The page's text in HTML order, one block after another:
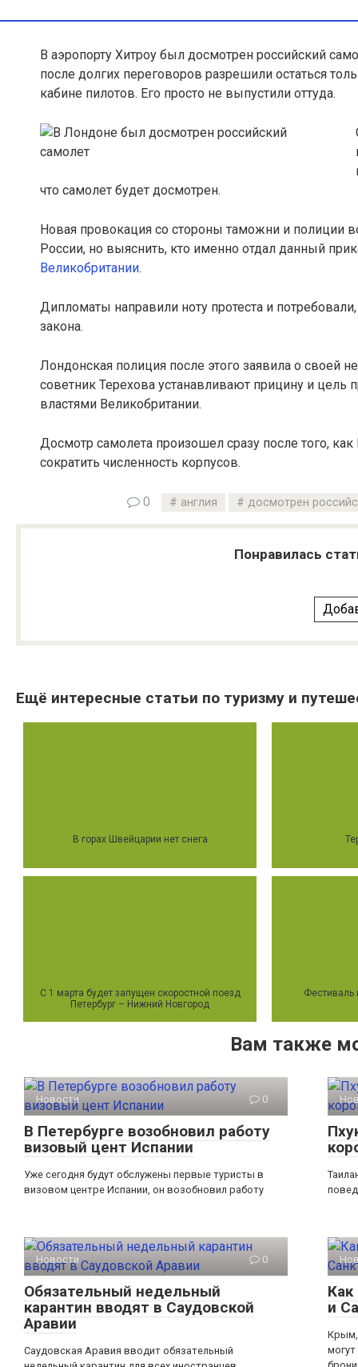
В аэропорту Хитроу был досмотрен российский
после долгих переговоров разрешили остаться
кабине пилотов. Его просто не выпустили оттуда.
что самолет будет досмотрен.
Новая провокация со стороны таможни и полиции
России, но выяснить, кто именно отдал данный
Великобритании.
Дипломаты направили ноту протеста и
закона.
Лондонская полиция после этого заявила о своей
советник Терехова устанавливают прицину и
властями Великобритании.
Досмотр самолета произошел сразу после того,
сократить численность корпусов.
0 англия досмотрен
Понравилась
Ещё интересные статьи по туризму и
В горах Швейцарии нет снега
С 1 марта будет запущен скоростной поезд
Петербург – Нижний Новгород
Фестиваль
Вам также
Новости 0
В Петербурге возобновил работу
визовый цент Испании
Уже сегодня будут обслужены первые туристы в
визовом центре Испании, он возобновил работу
Новости 0
Обязательный недельный
карантин вводят в Саудовской
Аравии
Саудовская Аравия вводит обязательный
и
Крым,